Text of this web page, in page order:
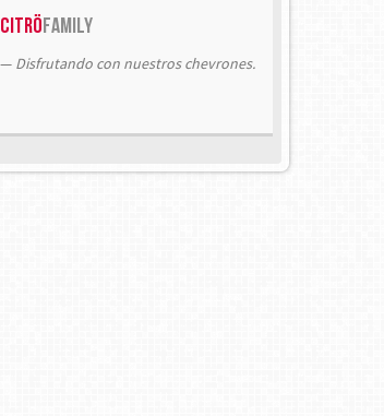
CitröFamily
Disfrutando con nuestros chevrones.